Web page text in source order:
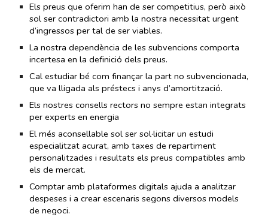
Els preus que oferim han de ser competitius, però això
sol ser contradictori amb la nostra necessitat urgent
d’ingressos per tal de ser viables.
La nostra dependència de les subvencions comporta
incertesa en la definició dels preus.
Cal estudiar bé com finançar la part no subvencionada,
que va lligada als préstecs i anys d’amortització.
Els nostres consells rectors no sempre estan integrats
per experts en energia
El més aconsellable sol ser sol·licitar un estudi
especialitzat acurat, amb taxes de repartiment
personalitzades i resultats els preus compatibles amb
els de mercat.
Comptar amb plataformes digitals ajuda a analitzar
despeses i a crear escenaris segons diversos models
de negoci.